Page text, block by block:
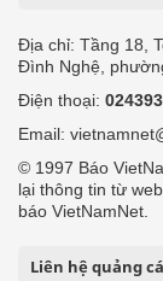
Địa chỉ: Tầng 18,
Đình Nghệ,
Điện thoại:
Email:
© 1997 Báo
lại thông tin từ
báo VietNamNet.
Liên hệ quảng